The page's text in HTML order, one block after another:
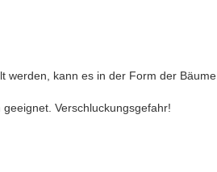
werden, kann es in der Form der Bäume
Verschluckungsgefahr!